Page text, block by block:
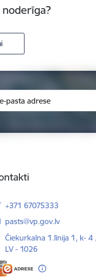
+371 67075333
E-pasts:
pasts@vp.gov.lv
Čiekurkalna 1.līnija 1, k- 4
LV - 1026